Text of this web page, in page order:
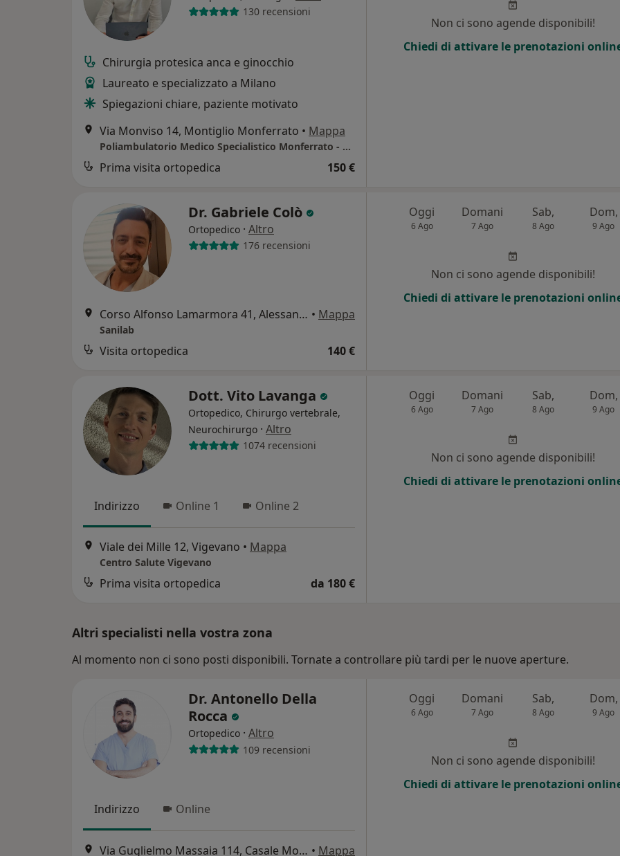
130 recensioni
Chirurgia protesica anca e ginocchio
Laureato e specializzato a Milano
Spiegazioni chiare, paziente motivato
Via Monviso 14, Montiglio Monferrato • Mappa
Poliambulatorio Medico Specialistico Monferrato - GSD
Prima visita ortopedica 150 €
Non ci sono agende disponibili!
Chiedi di attivare le prenotazioni
Dr. Gabriele Colò
Ortopedico · Altro
176 recensioni
Corso Alfonso Lamarmora 41, Alessandria • Mappa
Sanilab
Visita ortopedica 140 €
Oggi
6 Ago
Domani
7 Ago
Sab,
8 Ago
Dom,
9 Ago
Non ci sono agende disponibili!
Chiedi di attivare le prenotazioni
Dott. Vito Lavanga
Ortopedico, Chirurgo vertebrale,
Neurochirurgo · Altro
1074 recensioni
Indirizzo Online 1 Online 2
Viale dei Mille 12, Vigevano • Mappa
Centro Salute Vigevano
Prima visita ortopedica da 180 €
Oggi
6 Ago
Domani
7 Ago
Sab,
8 Ago
Dom,
9 Ago
Non ci sono agende disponibili!
Chiedi di attivare le prenotazioni
Altri specialisti nella vostra zona
Al momento non ci sono posti disponibili. Tornate a controllare più tardi per le nuove aperture.
Dr. Antonello Della
Rocca
Ortopedico · Altro
109 recensioni
Indirizzo Online
Via Guglielmo Massaia 114, Casale Monferrato • Mappa
Oggi
6 Ago
Domani
7 Ago
Sab,
8 Ago
Dom,
9 Ago
Non ci sono agende disponibili!
Chiedi di attivare le prenotazioni